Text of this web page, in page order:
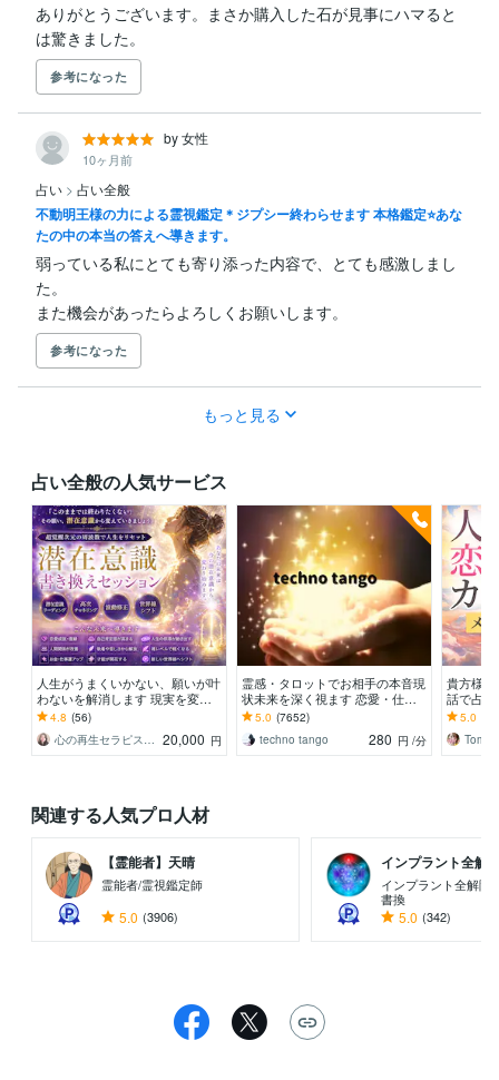
ありがとうございます。まさか購入した石が見事にハマると
は驚きました。
参考になった
by 女性
10ヶ月前
占い > 占い全般
不動明王様の力による霊視鑑定＊ジプシー終わらせます 本格鑑定⭐あな
たの中の本当の答えへ導きます。
弱っている私にとても寄り添った内容で、とても感激しまし
た。
また機会があったらよろしくお願いします。
参考になった
もっと見る
占い全般の人気サービス
人生がうまくいかない、願いが叶
わないを解消します 現実を変え
るために努力したのに、自力では
もう無理と感じている
4.8 (56)
心の再生セラピスト YASUKO 20,000 円
霊感・タロットでお相手の本音現
状未来を深く視ます 恋愛・仕
事・家族・人間関係の本質を見抜
きスピード解決へ
5.0 (7652)
techno tango
280 円 /分
貴方様
話で占
オラク
ドを使
5.0
関連する人気プロ人材
【霊能者】天晴
霊能者/霊視鑑定師
5.0 (3906)
インプラント全解
インプラント全解除
書換
5.0 (342)